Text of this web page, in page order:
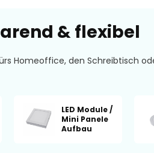
& flexibel
Homeoffice, den Schreibtisch
LED Module /
Mini Panele
Aufbau